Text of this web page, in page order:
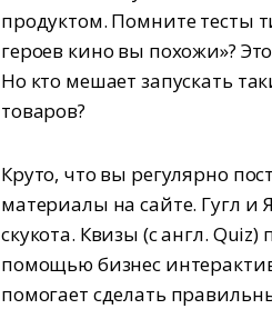
продуктом. Помните тесты
героев кино вы похожи»?
Но кто мешает запускать
товаров?
Круто, что вы регулярно
материалы на сайте. Гугл и
скукота. Квизы (с англ.
помощью бизнес
помогает сделать